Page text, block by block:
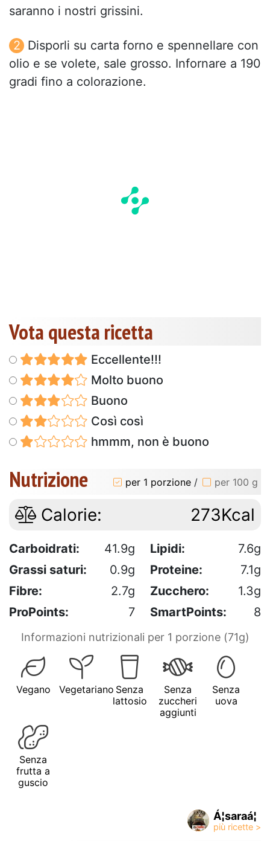
saranno i nostri grissini.
Disporli su carta forno e spennellare con
olio e se volete, sale grosso. Infornare a 190
gradi fino a colorazione.
Vota questa ricetta
Eccellente!!!
Molto buono
Buono
Così così
hmmm, non è buono
Nutrizione per 1 porzione / per 100 g
Calorie: 273Kcal
Carboidrati: 41.9g Lipidi:
7.6g
Grassi saturi:
0.9g Proteine:
7.1g
Fibre:
2.7g Zucchero:
1.3g
ProPoints:
7 SmartPoints: 8
Informazioni nutrizionali per 1 porzione (71g)
Vegano Vegetariano Senza
lattosio
Senza
zuccheri
aggiunti
Senza
uova
Senza
frutta a
guscio
Á¦saraá¦